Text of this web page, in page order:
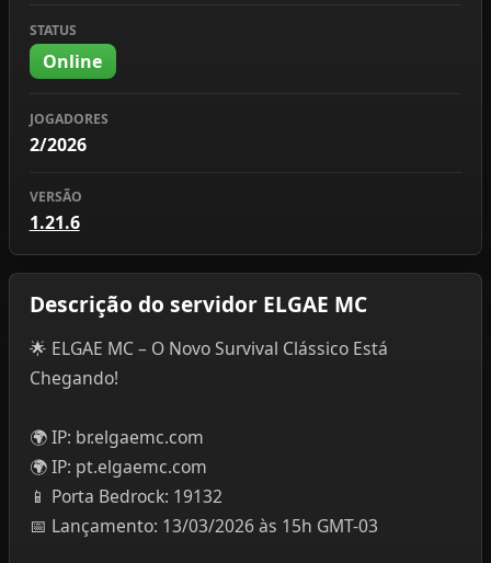
STATUS
Online
JOGADORES
2/2026
VERSÃO
1.21.6
Descrição do servidor ELGAE MC
🌟 ELGAE MC – O Novo Survival Clássico Está
Chegando!
🌍 IP: br.elgaemc.com
🌍 IP: pt.elgaemc.com
📱 Porta Bedrock: 19132
📅 Lançamento: 13/03/2026 às 15h GMT-03